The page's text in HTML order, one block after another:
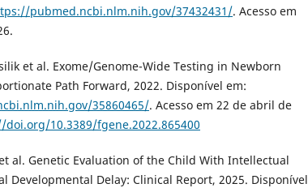
pubmed.ncbi.nlm.nih.gov/37432431/. Acesso em
et al. Exome/Genome-Wide Testing in Newborn
Path Forward, 2022. Disponível em:
35860465/. Acesso em 22 de abril de
10.3389/fgene.2022.865400
al. Genetic Evaluation of the Child With Intellectual
Developmental Delay: Clinical Report, 2025. Disponível